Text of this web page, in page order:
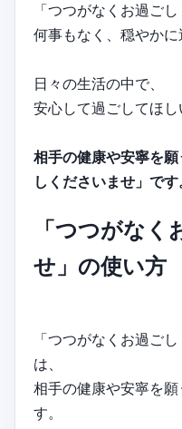
「つつがなくお過ご
何事もなく、穏やかに
日々の生活の中で、
安心して過ごしてほし
相手の健康や安寧を
しくださいませ」です
「つつがなく
せ」の使い方
「つつがなくお過ご
は、
相手の健康や安寧を
す。